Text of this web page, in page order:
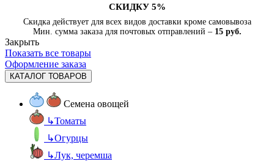
СКИДКУ 5%
Скидка действует для всех видов доставки кроме самовывоза
Мин. сумма заказа для почтовых отправлений – 15 руб.
Закрыть
Показать все товары
Оформление заказа
КАТАЛОГ ТОВАРОВ
Семена овощей
↳Томаты
↳Огурцы
↳Лук, черемша